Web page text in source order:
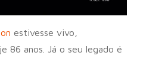
estivesse vivo,
86 anos. Já o seu legado é